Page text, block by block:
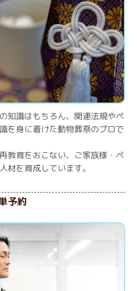
知識はもちろん、関連法規やペ
を身に着けた動物葬祭のプロで
教育をおこない、ご家族様・ペ
材を育成しています。
予約